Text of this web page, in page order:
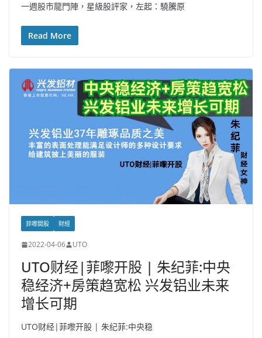
一週股市龍門陣，星級股評家，左起：驍騰原
Read More
菲嚟開股 財經
2022-04-06 UTO
UTO财经|菲嚟开股 | 朱纪菲:中央
稳经济+房策趋宽松 兴发铝业未来
增长可期
UTO财经|菲嚟开股 | 朱纪菲:中央稳